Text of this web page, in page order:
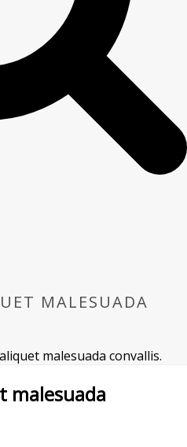
MALESUADA
malesuada convallis.
malesuada